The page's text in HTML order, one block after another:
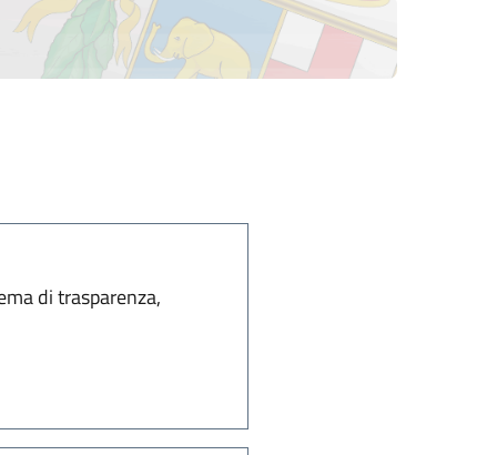
di trasparenza,